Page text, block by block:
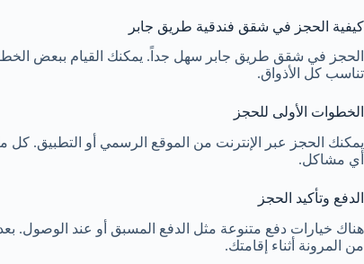
كيفية الحجز في شقق فندقية طريق جابر
الحجز في شقق طريق جابر سهل جداً. يمكنك القيام ببعض
تناسب كل الأذواق.
الخطوات الأولى للحجز
يمكنك الحجز عبر الإنترنت من الموقع الرسمي أو التطبيق. كل
أي مشاكل.
الدفع وتأكيد الحجز
هناك خيارات دفع متنوعة مثل الدفع المسبق أو عند الوصول.
من المرونة أثناء إقامتك.